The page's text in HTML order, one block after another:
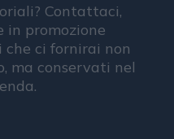
Contattaci,
in promozione
ci fornirai non
ma conservati nel